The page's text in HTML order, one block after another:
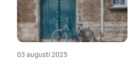
03 augusti 2025